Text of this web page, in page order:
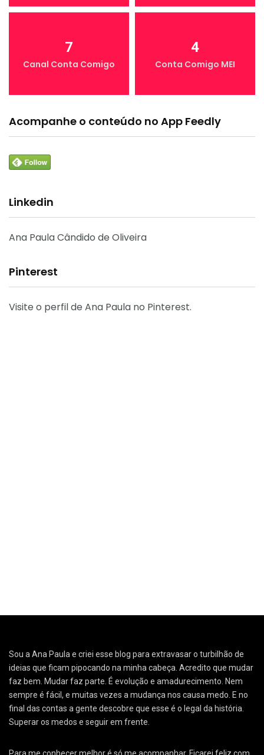
7
Canal Conta Comigo
4
Conta Comigo MEI
Acompanhe o conteúdo no App Feedly
Linkedin
Ana Paula Cândido de Oliveira
Pinterest
Visite o perfil de Ana Paula no Pinterest.
Sou a Ana Paula e criei esse blog para extravasar o turbilhão de
ideias que ficam pipocando na minha cabeça. Acredito que mudar
faz bem. Mudar faz parte. É evolução e amadurecimento. Nem
sempre é fácil, e muitas vezes a mudança nos causa medo. E no
final das contas a gente descobre que esse é o legal da história.
Superar os medos e seguir em frente.
Para me conhecer melhor é só me acompanhar. Ficarei feliz com